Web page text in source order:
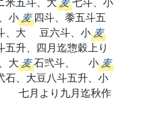
小 麦 四斗、黍五斗五
、大 豆六斗、小 麦
五升、四月迄惣穀上り
大 麦 石弐斗、 小 麦
石、大豆八斗五升、小
七月より九月迄秋作